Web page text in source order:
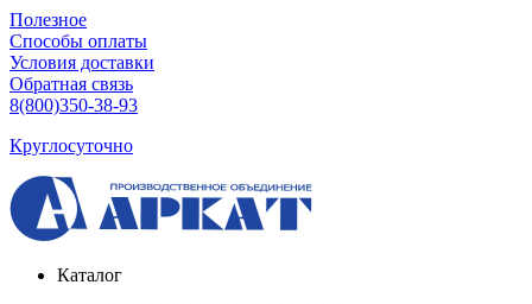
Полезное
Способы оплаты
Условия доставки
Обратная связь
8(800)350-38-93
Круглосуточно
Каталог